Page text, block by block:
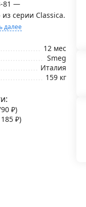
81 —
серии Classica.
далее
12 мес
Smeg
Италия
159 кг
₽)
₽)